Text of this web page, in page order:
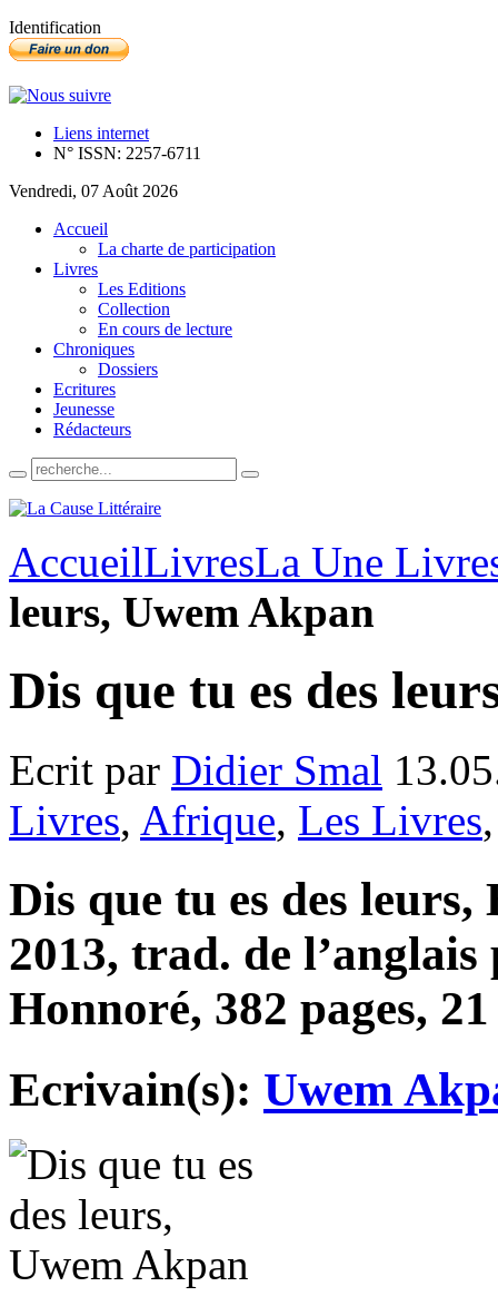
Identification
Liens internet
N° ISSN: 2257-6711
Vendredi, 07 Août 2026
Accueil
La charte de participation
Livres
Les Editions
Collection
En cours de lecture
Chroniques
Dossiers
Ecritures
Jeunesse
Rédacteurs
AccueilLivresLa Une
leurs, Uwem Akpan
Dis que tu es des
Ecrit par Didier Smal
Livres, Afrique, Les Livres
Dis que tu es des
2013, trad. de
Honnoré, 382 pages,
Ecrivain(s): Uwem